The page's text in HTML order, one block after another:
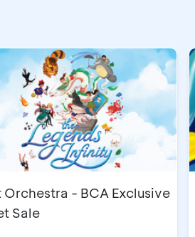
Orchestra - BCA Exclusive
Sale